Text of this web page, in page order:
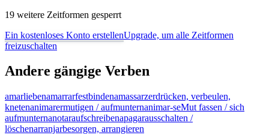
19 weitere Zeitformen gesperrt
Ein kostenloses Konto erstellenUpgrade, um alle Zeitformen
freizuschalten
Andere gängige Verben
amarliebenamarrarfestbindenamassarzerdrücken, verbeulen,
knetenanimarermutigen / aufmunternanimar-seMut fassen / sich
aufmunternanotaraufschreibenapagarausschalten /
löschenarranjarbesorgen, arrangieren